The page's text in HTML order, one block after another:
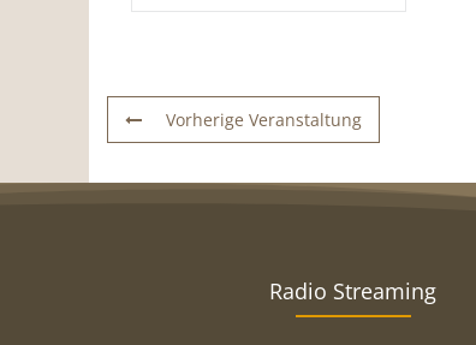
Vorherige Veranstaltung
Radio Streaming